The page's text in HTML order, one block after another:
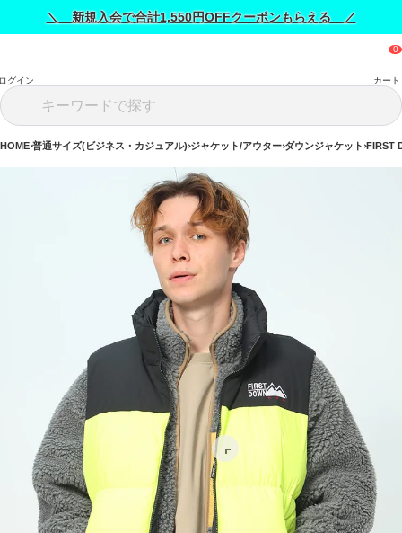
＼ 新規入会で合計1,550円OFFクーポンもらえる ／
グイン カート
HOME 普通サイズ(ビジネス・カジュアル) ジャケット/アウター ダウンジャケット FIRST